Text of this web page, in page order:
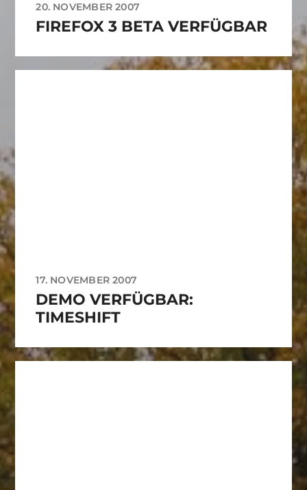
20. NOVEMBER 2007
FIREFOX 3 BETA VERFÜGBAR
17. NOVEMBER 2007
DEMO VERFÜGBAR:
TIMESHIFT